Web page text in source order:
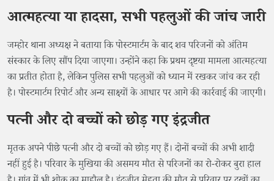
आत्महत्या या हादसा, सभी पहलुओं की जांच जारी
जम्होर थाना अध्यक्ष ने बताया कि पोस्टमार्टम के बाद शव परिजनों को अंतिम
संस्कार के लिए सौंप दिया जाएगा। उन्होंने कहा कि प्रथम दृष्टया मामला आत्महत्या
का प्रतीत होता है, लेकिन पुलिस सभी पहलुओं को ध्यान में रखकर जांच कर रही
है। पोस्टमार्टम रिपोर्ट और अन्य साक्ष्यों के आधार पर आगे की कार्रवाई की जाएगी।
पत्नी और दो बच्चों को छोड़ गए इंद्रजीत
मृतक अपने पीछे पत्नी और दो बच्चों को छोड़ गए हैं। दोनों बच्चों की अभी शादी
नहीं हुई है। परिवार के मुखिया की असमय मौत से परिजनों का रो-रोकर बुरा हाल